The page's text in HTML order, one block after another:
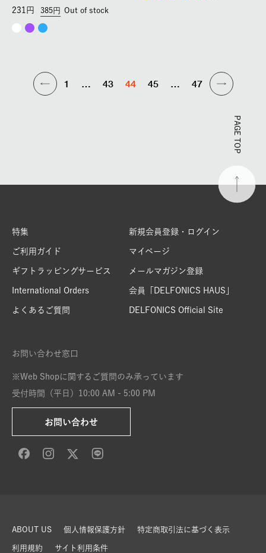
385
231 Out of stock
1 … 43 44 45 … 47
PAGE TOP
特集
ご利用ガイド
ギフトラッピングサービス
International Orders
よくあるご質問
新規会員登録・ログイン
マイページ
メールマガジン登録
会員「DELFONICS HAUS」
DELFONICS Official Site
お問い合わせ窓口
※Web Shopに関するご質問のみ承っています
受付時間（平日）10:00 AM - 5:00 PM
お問い合わせ
ABOUT US 個人情報保護方針 特定商取引法に基づく表示
利用規約 サイト利用条件